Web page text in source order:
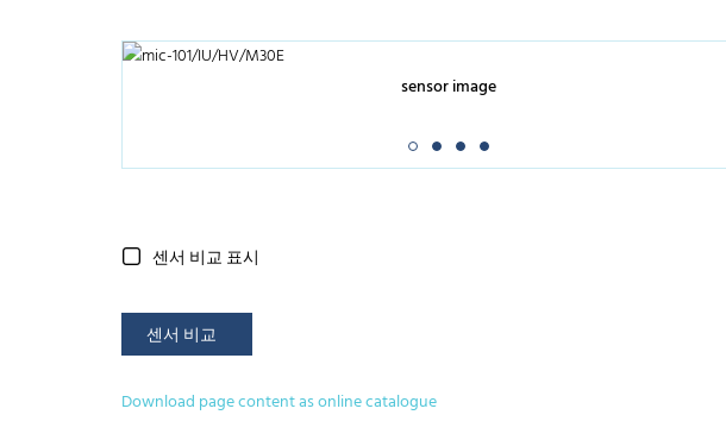
sensor image
센서 비교 표시
센서 비교
Download page content as online catalogue